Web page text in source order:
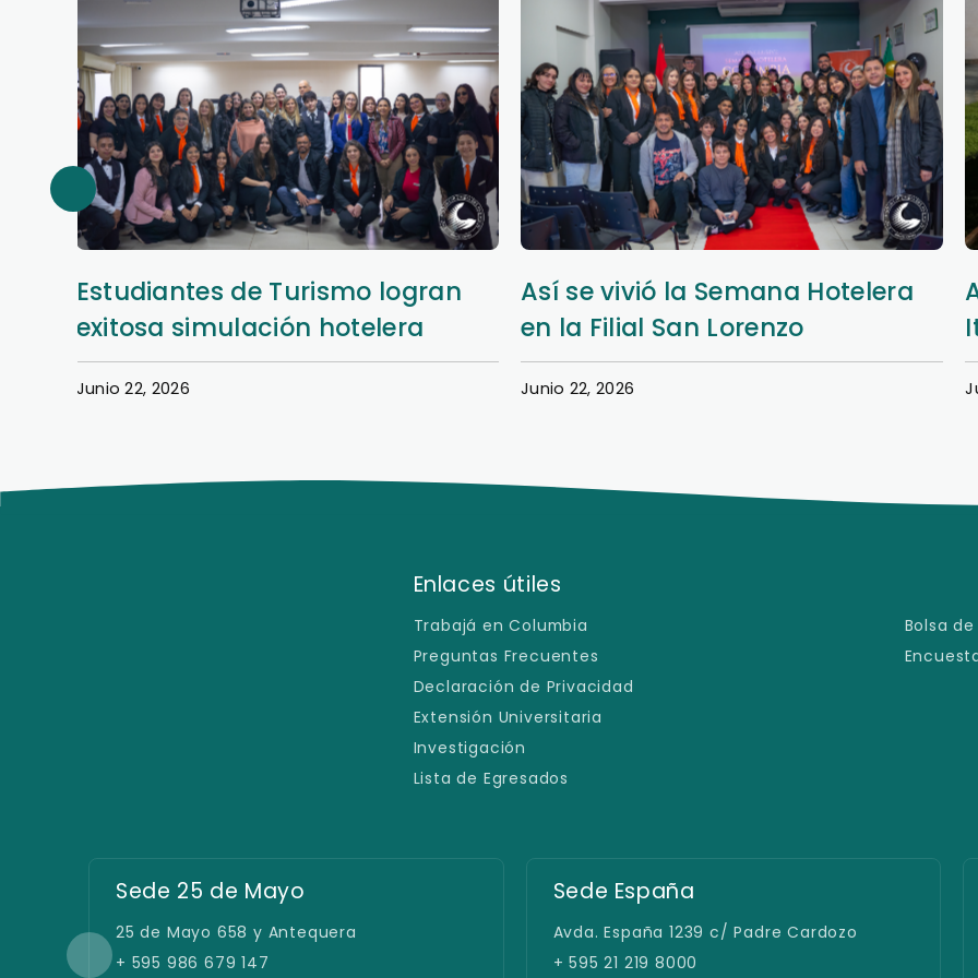
Así se vivió la Semana Hotelera
en la Filial San Lorenzo
Junio 22, 2026
Aprendizaje y extensión en Nueva
Italia
Junio 20, 2026
Enlaces útiles
Trabajá en Columbia
Preguntas Frecuentes
Declaración de Privacidad
Extensión Universitaria
Investigación
Lista de Egresados
Bolsa
Sede 25 de Mayo
25 de Mayo 658 y Antequera
+ 595 986 679 147
Sede España
Avda. España 1239 c/ Padre Cardozo
+ 595 21 219 8000